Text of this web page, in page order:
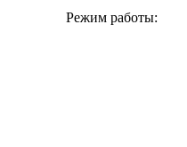
Режим работы: